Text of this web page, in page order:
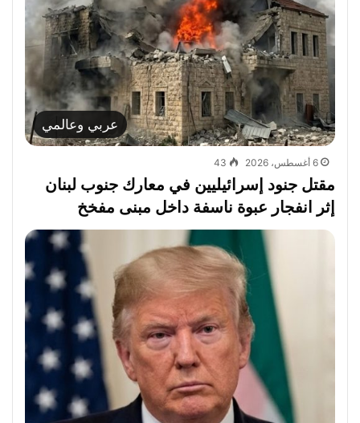
عربي وعالمي
6 أغسطس، 2026 43
مقتل جنود إسرائيليين في معارك جنوب لبنان
إثر انفجار عبوة ناسفة داخل مبنى مفخخ